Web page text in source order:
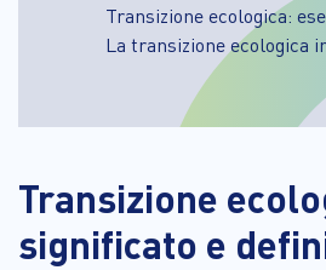
Transizione ecologica:
La transizione ecologica
Transizione
significato e